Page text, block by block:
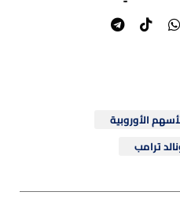
الأوروبية
ترامب